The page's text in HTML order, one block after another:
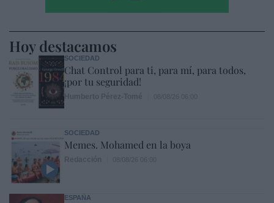
Hoy destacamos
SOCIEDAD
Chat Control para ti, para mí, para todos,
¡por tu seguridad!
SOCIEDAD
Memes. Mohamed en la boya
ESPAÑA